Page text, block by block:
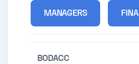
MANAGERS
BODACC